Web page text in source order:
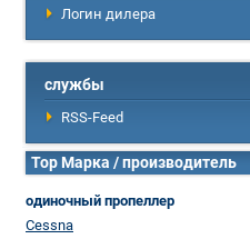
Логин дилера
службы
RSS-Feed
Top Марка / производитель
одиночный пропеллер
Cessna